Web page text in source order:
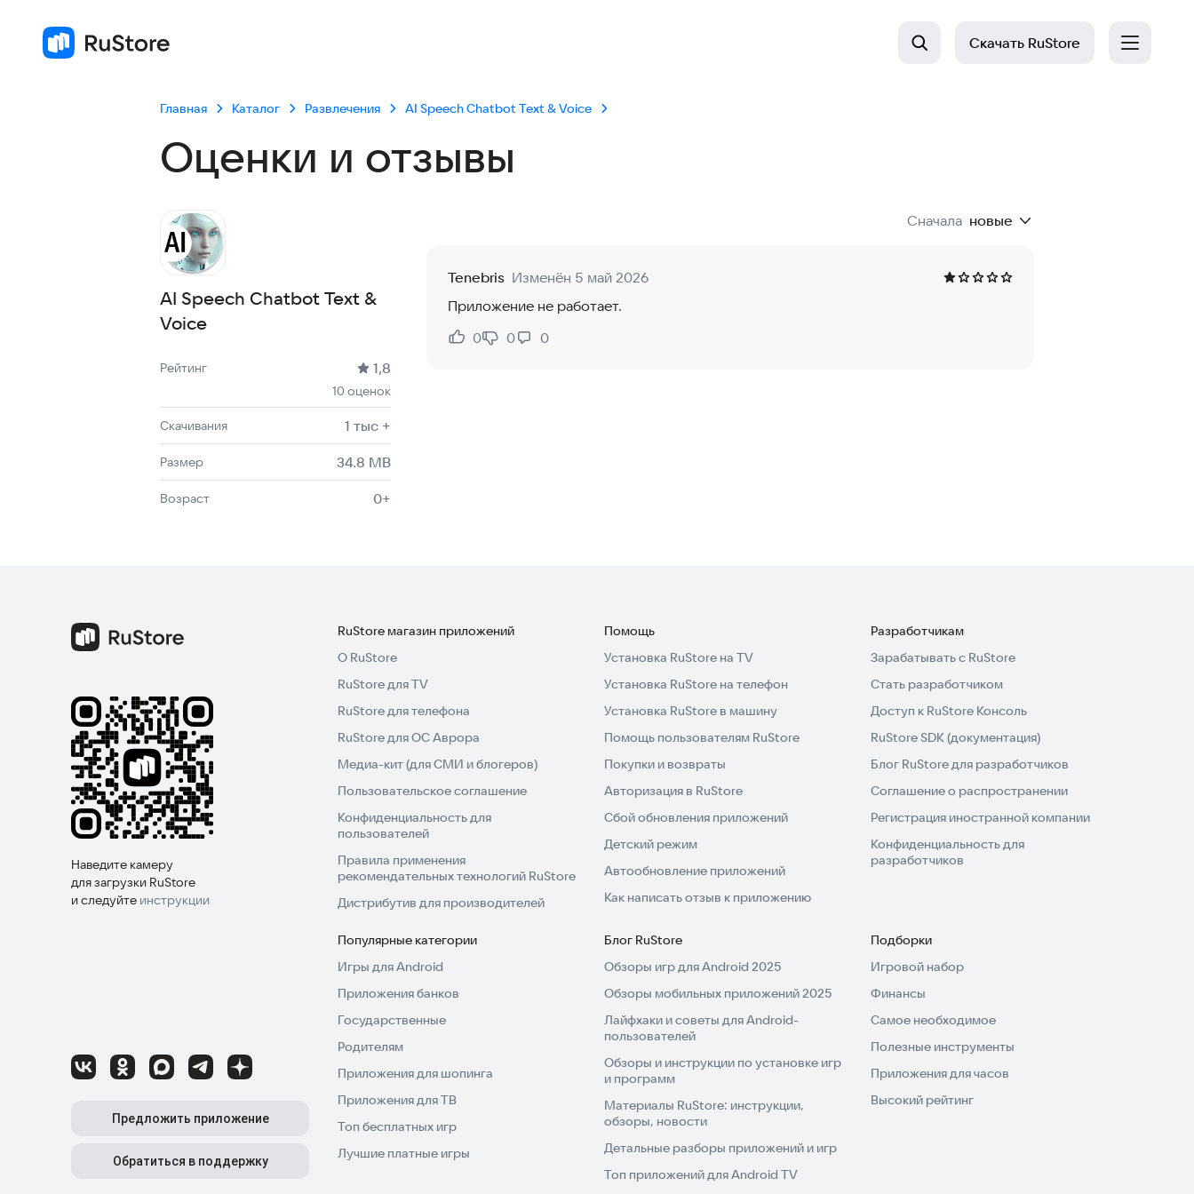
Скачать RuStore
Главная Каталог Развлечения AI Speech Chatbot Text & Voice
Оценки и отзывы
AI Speech Chatbot Text &
Voice
Рейтинг: 1,8, 10 оценок
Скачиваний: 1 тыс +
Размер файла: 34.8 MB
Возрастное ограничение: 34.8 MB
Рейтинг 1,8
10 оценок
Скачивания 1 тыс +
Размер 34.8 MB
Возраст 0+
Сначала новые
Tenebris Изменён 5 май 2026
Приложение не работает.
Нравится:
0
Не нравится:
0 0
Наведите камеру
для загрузки RuStore
и следуйте инструкции
Предложить приложение
Обратиться в поддержку
RuStore магазин приложений
О RuStore
RuStore для TV
RuStore для телефона
RuStore для ОС Аврора
Медиа-кит (для СМИ и блогеров)
Пользовательское соглашение
Конфиденциальность для
пользователей
Правила применения
рекомендательных технологий RuStore
Дистрибутив для производителей
Помощь
Установка RuStore на TV
Установка RuStore на телефон
Установка RuStore в машину
Помощь пользователям RuStore
Покупки и возвраты
Авторизация в RuStore
Сбой обновления приложений
Детский режим
Автообновление приложений
Как написать отзыв к приложению
Разработчикам
Зарабатывать с RuStore
Стать разработчиком
Доступ к RuStore Консоль
RuStore SDK (документация)
Блог RuStore для разработчиков
Соглашение о распространении
Регистрация иностранной компании
Конфиденциальность для
разработчиков
Популярные категории
Игры для Android
Приложения банков
Государственные
Родителям
Приложения для шопинга
Приложения для ТВ
Топ бесплатных игр
Лучшие платные игры
Блог RuStore
Обзоры игр для Android 2025
Обзоры мобильных приложений 2025
Лайфхаки и советы для Android-
пользователей
Обзоры и инструкции по установке игр
и программ
Материалы RuStore: инструкции,
обзоры, новости
Детальные разборы приложений и игр
Топ приложений для Android TV
Подборки
Игровой набор
Финансы
Самое необходимое
Полезные инструменты
Приложения для часов
Высокий рейтинг